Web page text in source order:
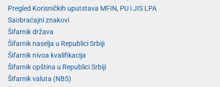
Pregled Korisničkih uputstava MFIN, PU i JIS LPA
Saobraćajni znakovi
Šifarnik država
Šifarnik naselja u Republici Srbiji
Šifarnik nivoa kvalifikacija
Šifarnik opština u Republici Srbiji
Šifarnik valuta (NBS)